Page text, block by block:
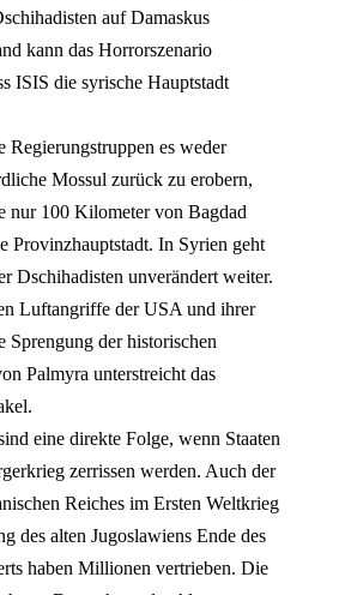
auf Damaskus
kann das Horrorszenario
ISIS die syrische Hauptstadt
Regierungstruppen es weder
Mossul zurück zu erobern,
nur 100 Kilometer von Bagdad
Provinzhauptstadt. In Syrien geht
Dschihadisten unverändert weiter.
Luftangriffe der USA und ihrer
Sprengung der historischen
Palmyra unterstreicht das
eine direkte Folge, wenn Staaten
zerrissen werden. Auch der
Reiches im Ersten Weltkrieg
des alten Jugoslawiens Ende des
haben Millionen vertrieben. Die